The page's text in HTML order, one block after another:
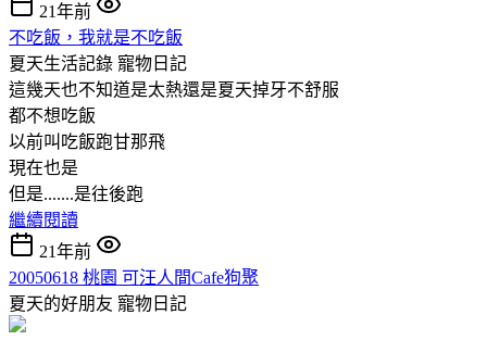
21年前
不吃飯，我就是不吃飯
夏天生活記錄 寵物日記
這幾天也不知道是太熱還是夏天掉牙不舒服
都不想吃飯
以前叫吃飯跑甘那飛
現在也是
但是.......是往後跑
繼續閱讀
21年前
20050618 桃園 可汪人間Cafe狗聚
夏天的好朋友 寵物日記